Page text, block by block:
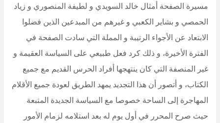
مسيرة الصفحة أمثال خالد السويدي و لطيفة المنصوري و زياد
الحمصي و بشاير الكعبي و غيرهم من المبدعين الذين فضلوا
الابتعاد عن الأجواء الرتيبة و المملة التي سادت الصفحة في
الفترة الأخيرة، و ذلك كرد فعل طبيعي على السياسة العقيمة و
غير المنصفة التي كان ينتهجها أفراد الحرس القديم مع جميع
الكتاب، و أتصور أن هذا التجديد يمهد الطريق لعودة جميع الأقلام
المهاجرة إلى الساحة خصوصا مع السياسة الجديدة المتبعة
حيث صرح المحرر في أول يوم له بعد استلامه لزمام الأمور